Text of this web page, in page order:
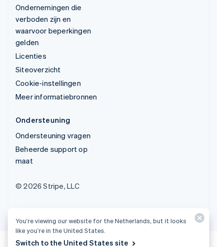
Ondernemingen die
verboden zijn en
waarvoor beperkingen
gelden
Licenties
Siteoverzicht
Cookie-instellingen
Meer informatiebronnen
Ondersteuning
Ondersteuning vragen
Beheerde support op
maat
© 2026 Stripe, LLC
You’re viewing our website for the Netherlands, but it looks
like you’re in the United States.
Switch to the United States site